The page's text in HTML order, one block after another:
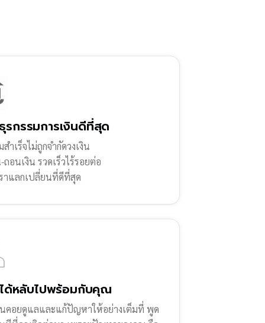
กรรมการเงินดีที่สุด
ำเร็จไม่ถูกจำกัดวงเงิน
ถอนเงิน รวดเร็วไร้รอยต่อ
าแลกเปลี่ยนที่ดีที่สุด
ได้หลับไปพร้อมกับคุณ
คอยดูแลและแก้ปัญหาให้อย่างเต็มที่ พูด